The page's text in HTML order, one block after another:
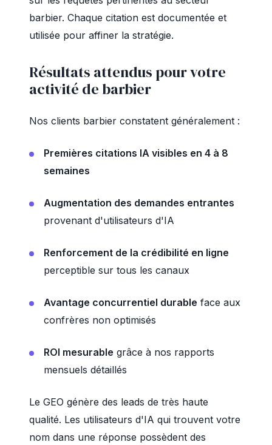
barbier. Chaque citation est documentée et
utilisée pour affiner la stratégie.
Résultats attendus pour votre
activité de barbier
Nos clients barbier constatent généralement :
Premières citations IA visibles en 4 à 8
semaines
Augmentation des demandes entrantes
provenant d'utilisateurs d'IA
Renforcement de la crédibilité en ligne
perceptible sur tous les canaux
Avantage concurrentiel durable face aux
confrères non optimisés
ROI mesurable grâce à nos rapports
mensuels détaillés
Le GEO génère des leads de très haute
qualité. Les utilisateurs d'IA qui trouvent votre
nom dans une réponse possèdent des